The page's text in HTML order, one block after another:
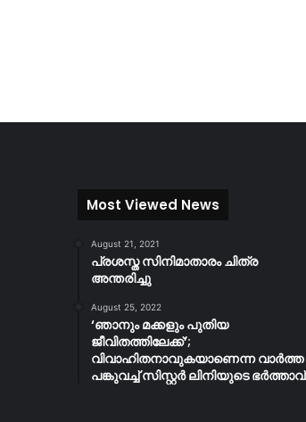
Most Viewed News
August 21, 2021
പ്രശസ്ത സിനിമാതാരം ചിത്ര
അന്തരിച്ചു
August 25, 2022
‘ഞാനും മക്കളും പുതിയ
ജീവിതത്തിലേക്ക്’;
വിവാഹിതനാവുകയാണെന്ന വാർത്ത
പങ്കുവച്ച് സിസ്റ്റർ ലിനിയുടെ ഭർത്താവ്